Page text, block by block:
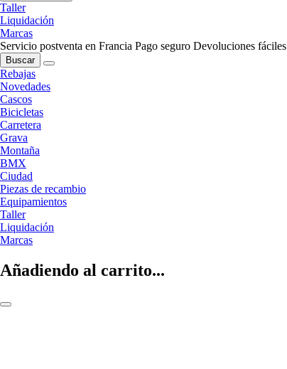
Taller
Liquidación
Marcas
Servicio postventa en Francia Pago seguro Devoluciones fáciles
Buscar
Rebajas
Novedades
Cascos
Bicicletas
Carretera
Grava
Montaña
BMX
Ciudad
Piezas de recambio
Equipamientos
Taller
Liquidación
Marcas
Añadiendo al carrito...